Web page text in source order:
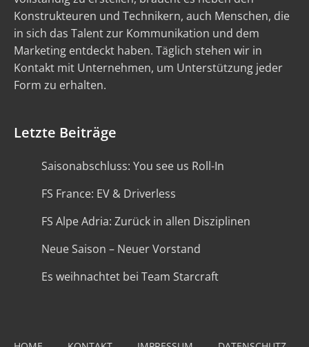
Konstrukteuren und Technikern, auch Menschen, die
in sich das Talent zur Kommunikation und dem
Marketing entdeckt haben. Täglich stehen wir in
Kontakt mit Unternehmen, um Unterstützung jeder
Form zu erhalten.
Letzte Beiträge
Saisonabschluss: You see us Roll-In
FS France: EV & Driverless
FS Alpe Adria: Zurück in allen Disziplinen
Neue Saison – Neuer Vorstand
Es weihnachtet bei Team Starcraft